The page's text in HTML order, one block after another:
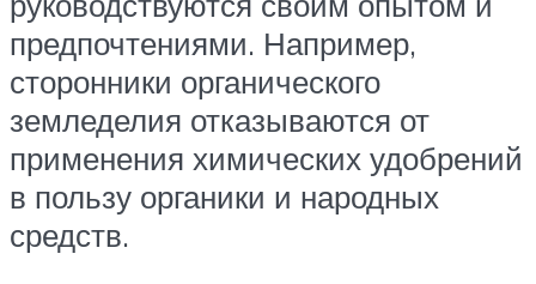
предпочтениями. Например,
сторонники органического
земледелия отказываются от
применения химических удобрений
в пользу органики и народных
средств.